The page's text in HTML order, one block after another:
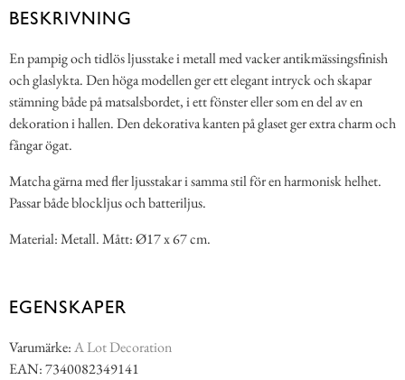
BESKRIVNING
En pampig och tidlös ljusstake i metall med vacker antikmässingsfinish
och glaslykta. Den höga modellen ger ett elegant intryck och skapar
stämning både på matsalsbordet, i ett fönster eller som en del av en
dekoration i hallen. Den dekorativa kanten på glaset ger extra charm och
fångar ögat.
Matcha gärna med fler ljusstakar i samma stil för en harmonisk helhet.
Passar både blockljus och batteriljus.
Material: Metall. Mått: Ø17 x 67 cm.
EGENSKAPER
Varumärke:A Lot Decoration
EAN: 7340082349141